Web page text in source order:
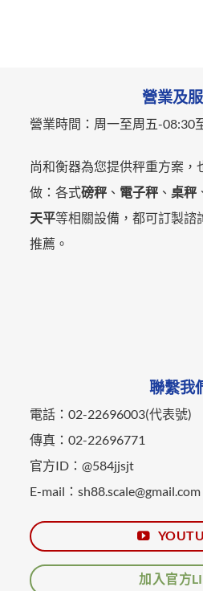
營業及
營業時間： 周一至周五-08:30
尚和衡器為您提供秤重方案，
做：各式磅秤 、 電子秤 、桌秤
天平等相關設備，都可訂製諮
推薦。
聯繫我
電話：02-22696003(代表號)
傳真：02-22696771
官方ID：@584jjsjt
E-mail：sh88.scale@gmail.com
加入官方